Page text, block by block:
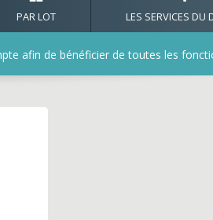
PAR LOT LES SERVICES DU
afin de bénéficier de toutes les